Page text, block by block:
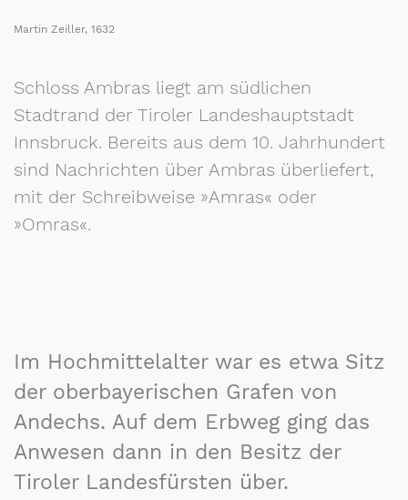
Martin Zeiller, 1632
Schloss Ambras liegt am südlichen
Stadtrand der Tiroler Landeshauptstadt
Innsbruck. Bereits aus dem 10. Jahrhundert
sind Nachrichten über Ambras überliefert,
mit der Schreibweise »Amras« oder
»Omras«.
Im Hochmittelalter war es etwa Sitz
der oberbayerischen Grafen von
Andechs. Auf dem Erbweg ging das
Anwesen dann in den Besitz der
Tiroler Landesfürsten über.